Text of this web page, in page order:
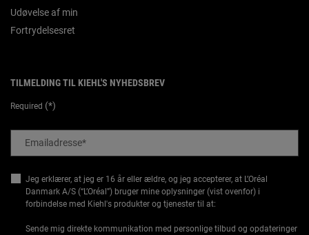
Udøvelse af min
Fortrydelsesret
TILMELDING TIL KIEHL'S NYHEDSBREV
Required (*)
Emailadresse*
Jeg erklærer, at jeg er 16 år eller ældre, og jeg accepterer, at L’Oréal
Danmark A/S (“L’Oréal”) bruger mine oplysninger (vist ovenfor) i
forbindelse med Kiehl's produkter og tjenester til at:
Sende mig direkte kommunikation med personlige tilbud og opdateringer